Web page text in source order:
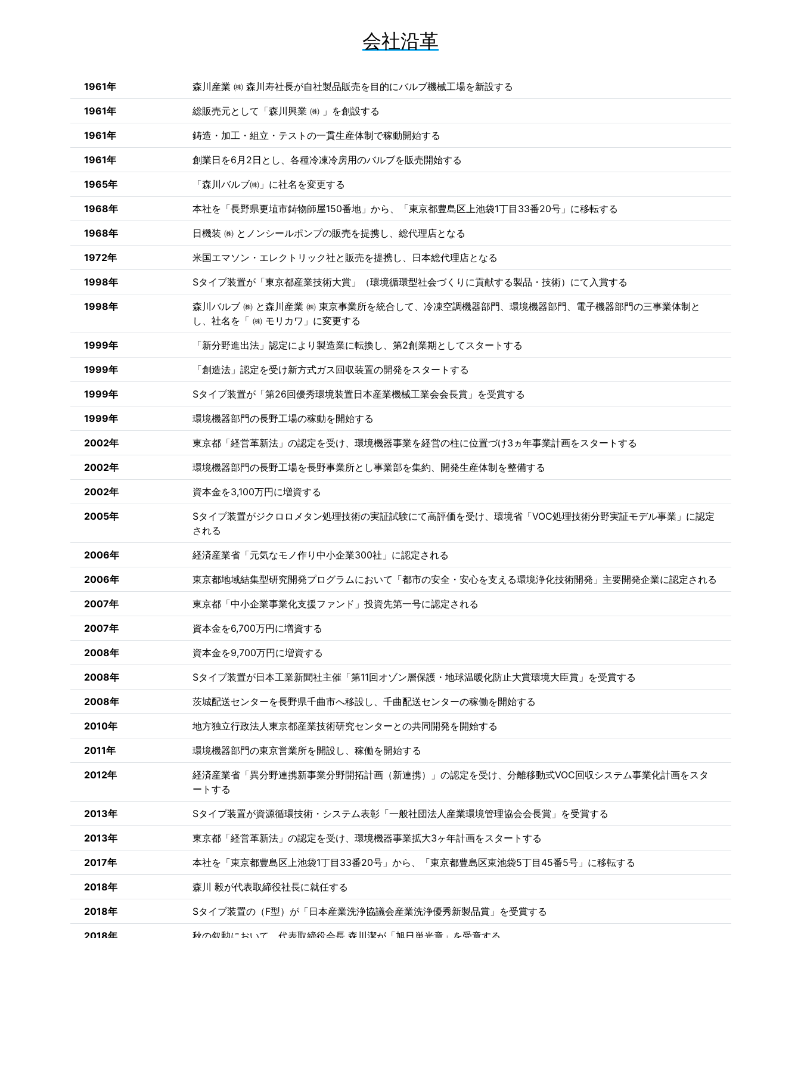
会社沿革
1961年 森川産業 ㈱ 森川寿社長が自社製品販売を目的にバルブ機械工場を新設する
1961年 総販売元として「森川興業 ㈱ 」を創設する
1961年 鋳造・加工・組立・テストの一貫生産体制で稼動開始する
1961年 創業日を6月2日とし、各種冷凍冷房用のバルブを販売開始する
1965年 「森川バルブ㈱」に社名を変更する
1968年 本社を「長野県更埴市鋳物師屋150番地」から、「東京都豊島区上池袋1丁目33番20号」に移転する
1968年 日機装 ㈱ とノンシールポンプの販売を提携し、総代理店となる
1972年 米国エマソン・エレクトリック社と販売を提携し、日本総代理店となる
1998年 Sタイプ装置が「東京都産業技術大賞」（環境循環型社会づくりに貢献する製品・技術）にて入賞する
1998年
森川バルブ ㈱ と森川産業 ㈱ 東京事業所を統合して、冷凍空調機器部門、環境機器部門、電子機器部門の三事業体制と
し、社名を「 ㈱ モリカワ」に変更する
1999年 「新分野進出法」認定により製造業に転換し、第2創業期としてスタートする
1999年 「創造法」認定を受け新方式ガス回収装置の開発をスタートする
1999年 Sタイプ装置が「第26回優秀環境装置日本産業機械工業会会長賞」を受賞する
1999年 環境機器部門の長野工場の稼動を開始する
2002年 東京都「経営革新法」の認定を受け、環境機器事業を経営の柱に位置づけ3ヵ年事業計画をスタートする
2002年 環境機器部門の長野工場を長野事業所とし事業部を集約、開発生産体制を整備する
2002年 資本金を3,100万円に増資する
2005年
Sタイプ装置がジクロロメタン処理技術の実証試験にて高評価を受け、環境省「VOC処理技術分野実証モデル事業」に認定
される
2006年 経済産業省「元気なモノ作り中小企業300社」に認定される
2006年 東京都地域結集型研究開発プログラムにおいて「都市の安全・安心を支える環境浄化技術開発」主要開発企業に認定される
2007年 東京都「中小企業事業化支援ファンド」投資先第一号に認定される
2007年 資本金を6,700万円に増資する
2008年 資本金を9,700万円に増資する
2008年 Sタイプ装置が日本工業新聞社主催「第11回オゾン層保護・地球温暖化防止大賞環境大臣賞」を受賞する
2008年 茨城配送センターを長野県千曲市へ移設し、千曲配送センターの稼働を開始する
2010年 地方独立行政法人東京都産業技術研究センターとの共同開発を開始する
2011年 環境機器部門の東京営業所を開設し、稼働を開始する
2012年
経済産業省「異分野連携新事業分野開拓計画（新連携）」の認定を受け、分離移動式VOC回収システム事業化計画をスタ
ートする
2013年 Sタイプ装置が資源循環技術・システム表彰「一般社団法人産業環境管理協会会長賞」を受賞する
2013年 東京都「経営革新法」の認定を受け、環境機器事業拡大3ヶ年計画をスタートする
2017年 本社を「東京都豊島区上池袋1丁目33番20号」から、「東京都豊島区東池袋5丁目45番5号」に移転する
2018年 森川 毅が代表取締役社長に就任する
2018年 Sタイプ装置の（F型）が「日本産業洗浄協議会産業洗浄優秀新製品賞」を受賞する
2018年 秋の叙勲において、代表取締役会長 森川潔が「旭日単光章」を受章する